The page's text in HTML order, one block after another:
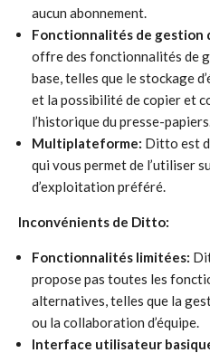
aucun abonnement.
Fonctionnalités de gestion
offre des fonctionnalités de
base, telles que le stockage
et la possibilité de copier et
l’historique du presse-
Multiplateforme: Ditto est
qui vous permet de l’utiliser
d’exploitation préféré.
Inconvénients de Ditto:
Fonctionnalités limitées:
propose pas toutes les
alternatives, telles que la
ou la collaboration d’équipe.
Interface utilisateur